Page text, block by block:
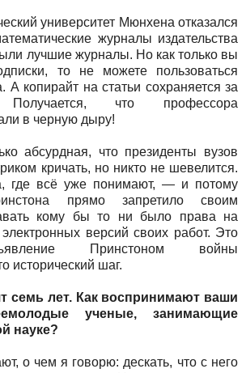
университет Мюнхена отказался
журналы издательства
лучшие журналы. Но как только вы
то не можете пользоваться
А копирайт на статьи сохраняется за
Получается, что профессора
в черную дыру!
абсурдная, что президенты вузов
кричать, но никто не шевелится.
где всё уже понимают, — и потому
прямо запретило своим
кому бы то ни было права на
версий своих работ. Это
Принстоном войны
исторический шаг.
семь лет. Как воспринимают ваши
ученые, занимающие
науке?
о чем я говорю: дескать, что с него